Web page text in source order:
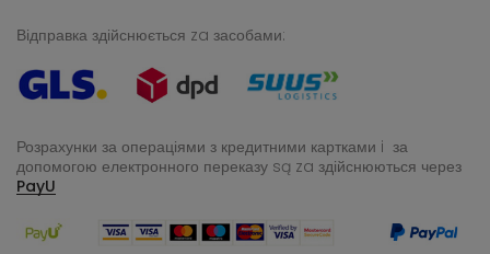
Відправка здійснюється za засобами:
Розрахунки за операціями з кредитними картками i за
допомогою електронного переказу są za здійснюються через
PayU